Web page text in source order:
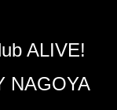
ALIVE!
NAGOYA